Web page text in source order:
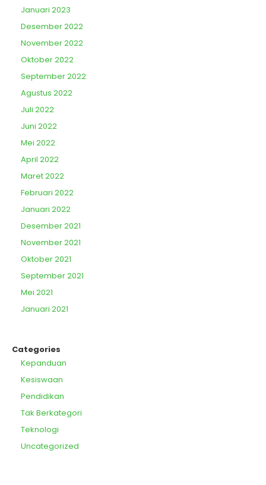
Januari 2023
Desember 2022
November 2022
Oktober 2022
September 2022
Agustus 2022
Juli 2022
Juni 2022
Mei 2022
April 2022
Maret 2022
Februari 2022
Januari 2022
Desember 2021
November 2021
Oktober 2021
September 2021
Mei 2021
Januari 2021
Categories
Kepanduan
Kesiswaan
Pendidikan
Tak Berkategori
Teknologi
Uncategorized